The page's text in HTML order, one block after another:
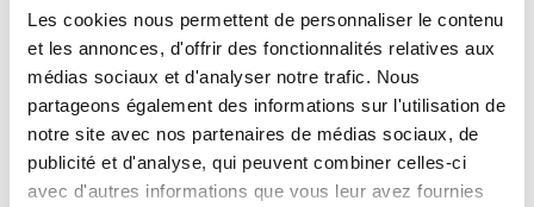
Les cookies nous permettent de personnaliser le contenu
et les annonces, d'offrir des fonctionnalités relatives aux
médias sociaux et d'analyser notre trafic. Nous
partageons également des informations sur l'utilisation de
notre site avec nos partenaires de médias sociaux, de
publicité et d'analyse, qui peuvent combiner celles-ci
avec d'autres informations que vous leur avez fournies
Elle présente unebonnerésistance, même dans les
boissons froideset peut être utilisée pour descocktails,
des smoothiesou desboissons froidessans altérer le
goût.